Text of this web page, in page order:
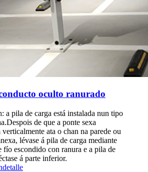
oculto ranurado
a pila de carga está instalada nun tipo
de que a ponte sexa
ata o chan na parede ou
lévase á pila de carga mediante
fío escondido con ranura e a pila de
á parte inferior.
detalle